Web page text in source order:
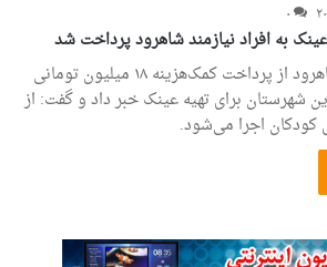
۰
رئیس اداره بهزیستی شاهرود از پرداخت کمک‌هزینه ۱۸ میلیون تومانی
شهرستان برای تهیه عینک خبر داد و گفت: از